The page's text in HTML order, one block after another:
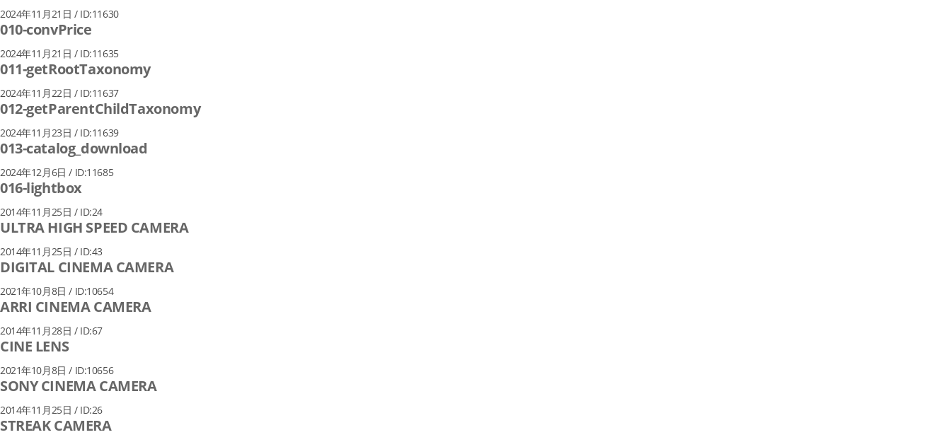
2024年11月21日 / ID:11630
010-convPrice
2024年11月21日 / ID:11635
011-getRootTaxonomy
2024年11月22日 / ID:11637
012-getParentChildTaxonomy
2024年11月23日 / ID:11639
013-catalog_download
2024年12月6日 / ID:11685
016-lightbox
2014年11月25日 / ID:24
ULTRA HIGH SPEED CAMERA
2014年11月25日 / ID:43
DIGITAL CINEMA CAMERA
2021年10月8日 / ID:10654
ARRI CINEMA CAMERA
2014年11月28日 / ID:67
CINE LENS
2021年10月8日 / ID:10656
SONY CINEMA CAMERA
2014年11月25日 / ID:26
STREAK CAMERA